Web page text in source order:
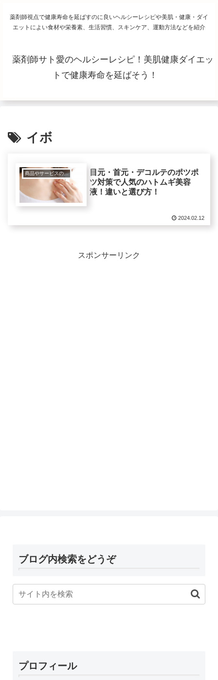
薬剤師視点で健康寿命を延ばすのに良いヘルシーレシピや美肌・健康・ダイ
エットによい食材や栄養素、生活習慣、スキンケア、運動方法などを紹介
薬剤師サト愛のヘルシーレシピ！美肌健康ダイエッ
トで健康寿命を延ばそう！
イボ
商品やサービスの紹介レビュー
目元・首元・デコルテのポツポ
ツ対策で人気のハトムギ美容
液！違いと選び方！
2024.02.12
スポンサーリンク
ブログ内検索をどうぞ
プロフィール